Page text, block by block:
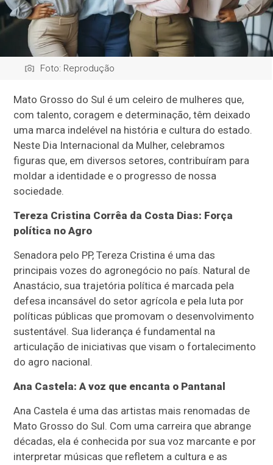
Foto: Reprodução
Mato Grosso do Sul é um celeiro de mulheres que,
com talento, coragem e determinação, têm deixado
uma marca indelével na história e cultura do estado.
Neste Dia Internacional da Mulher, celebramos
figuras que, em diversos setores, contribuíram para
moldar a identidade e o progresso de nossa
sociedade.
Tereza Cristina Corrêa da Costa Dias: Força
política no Agro
Senadora pelo PP, Tereza Cristina é uma das
principais vozes do agronegócio no país. Natural de
Anastácio, sua trajetória política é marcada pela
defesa incansável do setor agrícola e pela luta por
políticas públicas que promovam o desenvolvimento
sustentável. Sua liderança é fundamental na
articulação de iniciativas que visam o fortalecimento
do agro nacional.
Ana Castela: A voz que encanta o Pantanal
Ana Castela é uma das artistas mais renomadas de
Mato Grosso do Sul. Com uma carreira que abrange
décadas, ela é conhecida por sua voz marcante e por
interpretar músicas que refletem a cultura e as